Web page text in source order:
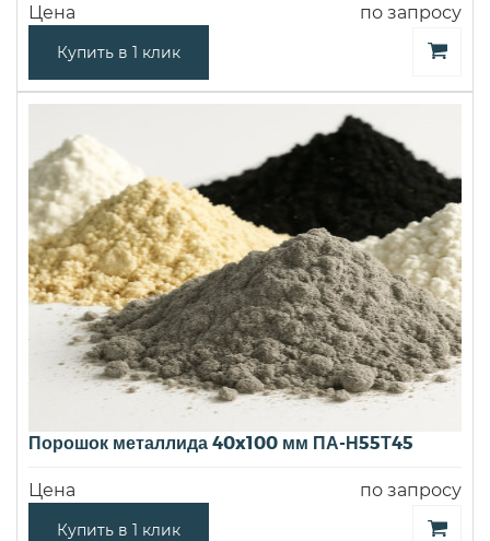
Цена по запросу
Купить в 1 клик
Порошок металлида 40x100 мм ПА-Н55Т45
Цена по запросу
Купить в 1 клик